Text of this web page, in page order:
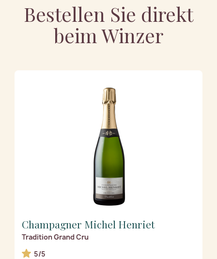
Bestellen Sie direkt
beim Winzer
Champagner Michel Henriet
Tradition Grand Cru
5/5